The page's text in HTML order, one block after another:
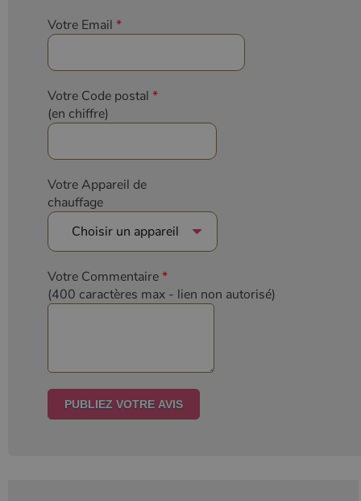
Votre Email *
Votre Code postal *
(en chiffre)
Votre Appareil de
chauffage
Votre Commentaire*
(400 caractères max - lien non autorisé)